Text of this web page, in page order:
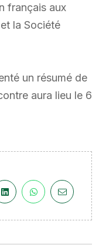
français aux
la Société
un résumé de
aura lieu le 6